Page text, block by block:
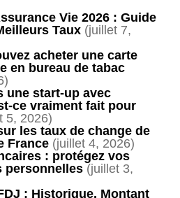
Vie 2026 : Guide
Taux (juillet 7,
acheter une carte
en bureau de tabac
une start-up avec
ce vraiment fait pour
5, 2026)
les taux de change de
France (juillet 4, 2026)
: protégez vos
personnelles (juillet 3,
: Historique, Montant